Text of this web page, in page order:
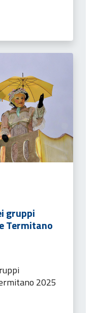
gruppi
Termitano
2025